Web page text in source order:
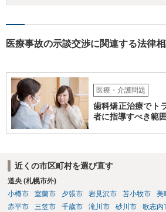
はなりません。また、お父様が施設に入所
ない」として考える時間や弁護士に相談する
手の言っている事実がなければ詐欺ですので
い。施設の方には、「こちらも弁護士に相談
はせず、弁護士にご相談されることをお勧め
幸いです。
医療事故の示談交渉に関連する法律
医療・介護問題
歯科矯正治療でト
者に指導すべき範
近くの市区町村を選び直す
道央 (札幌市外)
小樽市
室蘭市 夕張市 岩見沢市 苫小牧市 美
赤平市
三笠市 千歳市 滝川市 砂川市 歌志内